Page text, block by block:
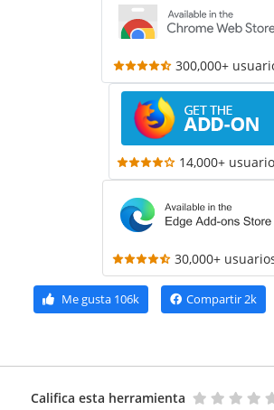
300,000+
14,000+
30,000+
Me gusta106k Compartir2k
Califica esta herramienta